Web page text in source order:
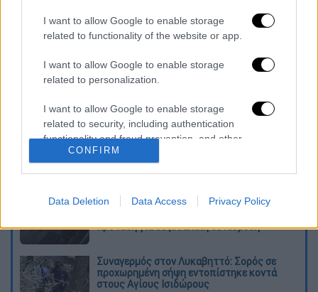
I want to allow Google to enable storage
related to functionality of the website or app.
I want to allow Google to enable storage
related to personalization.
I want to allow Google to enable storage
related to security, including authentication
functionality and fraud prevention, and other
user protection.
CONFIRM
Data Deletion Data Access Privacy Policy
Ερχονται 200.000 ραβασάκια
Διαβάστε ακόμη
Kadebostany στο ethnos.gr: «Κάποτε
πίστευα ότι το να είσαι outsider ήταν
αδυναμία, τώρα το βλέπω ως δύναμη»
«Χωρίς σκηνές και κουβέρτες σε ακραίες
θερμοκρασίες»: Σε δραματικές συνθήκες
Η ΕΛΑΣ διαψεύδει το περιστατικό με
πρόταση για σεξουαλική συνεύρεση
Συναγερμός στον Λυκαβηττό: Σορός σε
προχωρημένη σήψη εντοπίστηκε κοντά
στους Αγίους Ισιδώρους